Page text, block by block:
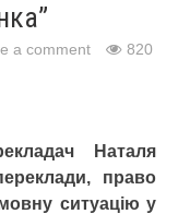
a comment 820
Наталя
право
ситуацію у